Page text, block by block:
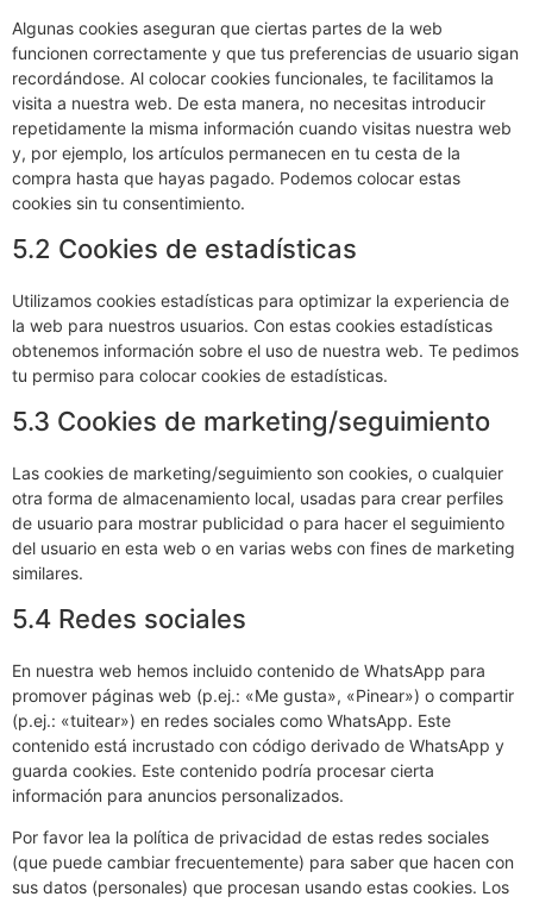
Algunas cookies aseguran que ciertas partes de la web
funcionen correctamente y que tus preferencias de usuario sigan
recordándose. Al colocar cookies funcionales, te facilitamos la
visita a nuestra web. De esta manera, no necesitas introducir
repetidamente la misma información cuando visitas nuestra web
y, por ejemplo, los artículos permanecen en tu cesta de la
compra hasta que hayas pagado. Podemos colocar estas
cookies sin tu consentimiento.
5.2 Cookies de estadísticas
Utilizamos cookies estadísticas para optimizar la experiencia de
la web para nuestros usuarios. Con estas cookies estadísticas
obtenemos información sobre el uso de nuestra web. Te pedimos
tu permiso para colocar cookies de estadísticas.
5.3 Cookies de marketing/seguimiento
Las cookies de marketing/seguimiento son cookies, o cualquier
otra forma de almacenamiento local, usadas para crear perfiles
de usuario para mostrar publicidad o para hacer el seguimiento
del usuario en esta web o en varias webs con fines de marketing
similares.
5.4 Redes sociales
En nuestra web hemos incluido contenido de WhatsApp para
promover páginas web (p.ej.: «Me gusta», «Pinear») o compartir
(p.ej.: «tuitear») en redes sociales como WhatsApp. Este
contenido está incrustado con código derivado de WhatsApp y
guarda cookies. Este contenido podría procesar cierta
información para anuncios personalizados.
Por favor lea la política de privacidad de estas redes sociales
(que puede cambiar frecuentemente) para saber que hacen con
sus datos (personales) que procesan usando estas cookies. Los